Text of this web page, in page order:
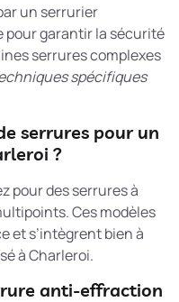
un serrurier
pour garantir la sécurité
serrures complexes
spécifiques
serrures pour un
?
pour des serrures à
Ces modèles
et s’intègrent bien à
à Charleroi.
anti-effraction